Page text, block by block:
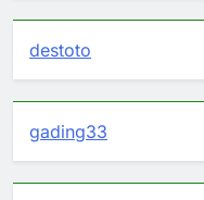
destoto
gading33